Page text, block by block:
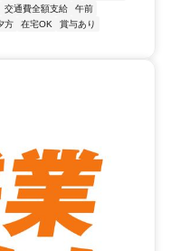
交通費全額支給
午前
方 在宅OK
賞与あり